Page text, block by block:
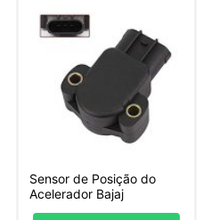
Sensor de Posição do
Acelerador Bajaj